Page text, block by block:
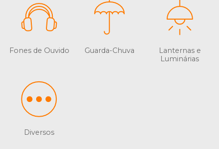
Fones de Ouvido Guarda-Chuva
Lanternas e
Luminárias
Diversos